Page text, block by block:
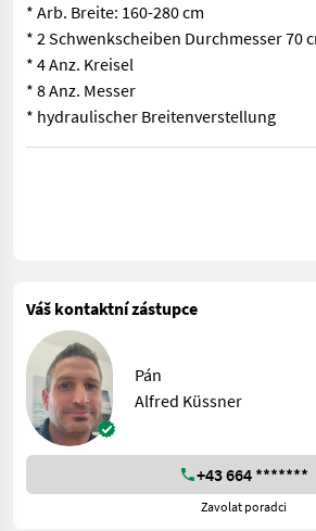
* Arb. Breite: 160-280 cm
* 2 Schwenkscheiben Durchmesser 70
* 4 Anz. Kreisel
* 8 Anz. Messer
* hydraulischer Breitenverstellung
* Arb. Breite: 160-280 cm * 2
Váš kontaktní zástupce
Pán
Alfred Küssner
+43 664 *******
Zavolat poradci